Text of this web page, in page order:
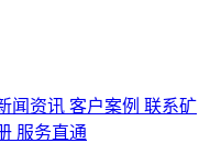
闻资讯 客户案例 联系矿
服务直通